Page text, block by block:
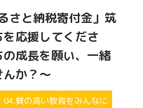
さと納税寄付金」筑
応援してくださ
成長を願い、一緒
か？～
04.質の高い教育をみんなに